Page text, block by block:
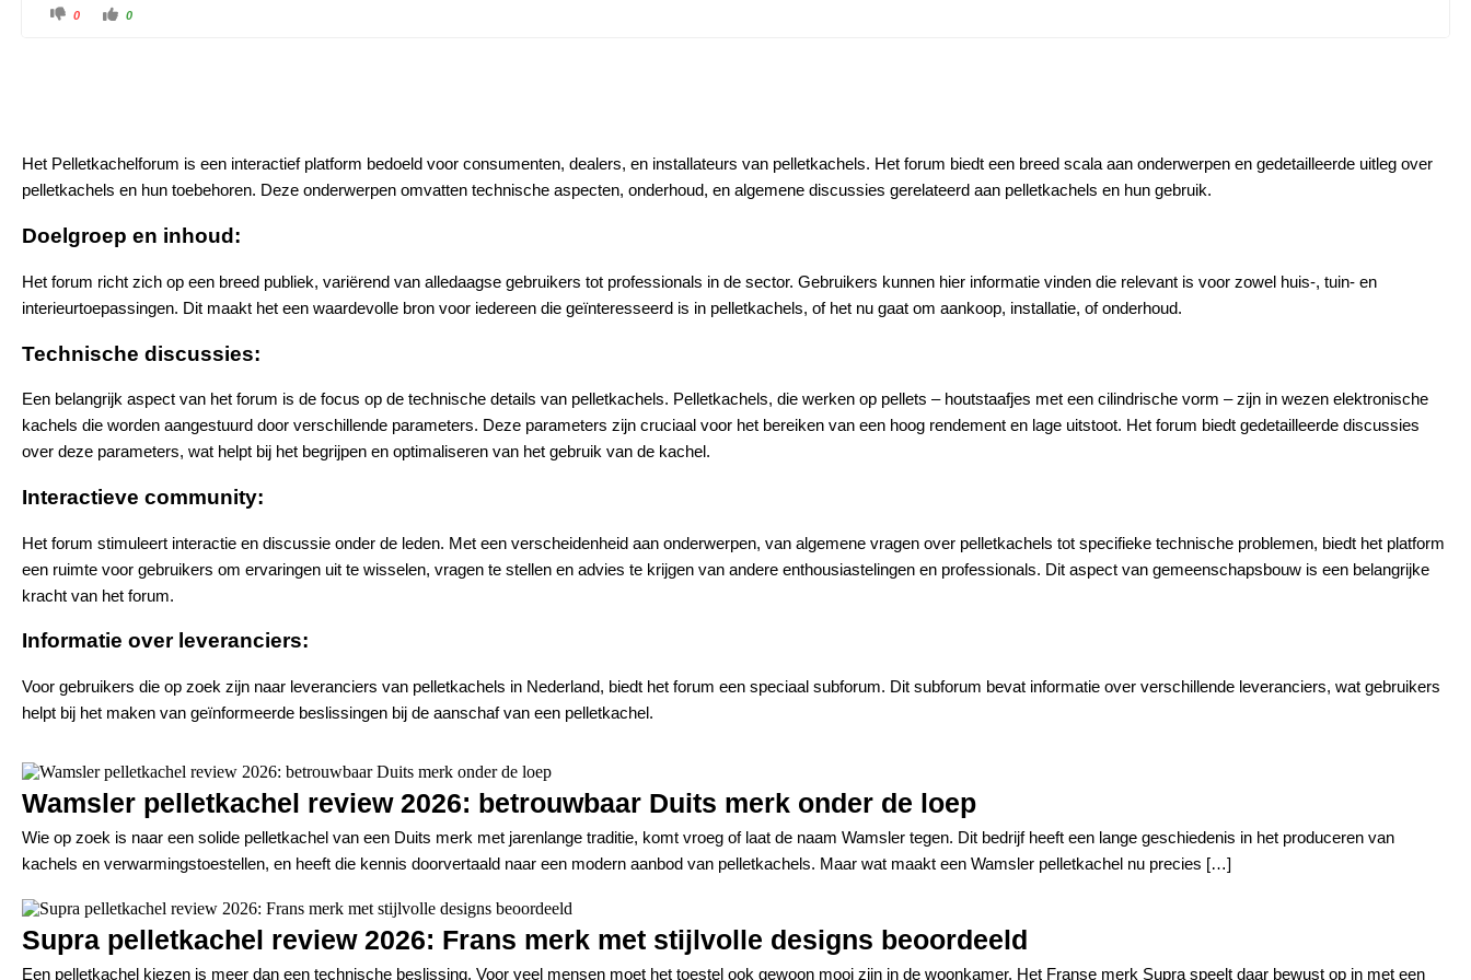
0 0
Het Pelletkachelforum is een interactief platform bedoeld voor consumenten, dealers, en installateurs van pelletkachels. Het forum biedt een breed scala aan onderwerpen en gedetailleerde uitleg over
pelletkachels en hun toebehoren. Deze onderwerpen omvatten technische aspecten, onderhoud, en algemene discussies gerelateerd aan pelletkachels en hun gebruik.
Doelgroep en inhoud:
Het forum richt zich op een breed publiek, variërend van alledaagse gebruikers tot professionals in de sector. Gebruikers kunnen hier informatie vinden die relevant is voor zowel huis-, tuin- en
interieurtoepassingen. Dit maakt het een waardevolle bron voor iedereen die geïnteresseerd is in pelletkachels, of het nu gaat om aankoop, installatie, of onderhoud​.
Technische discussies:
Een belangrijk aspect van het forum is de focus op de technische details van pelletkachels. Pelletkachels, die werken op pellets – houtstaafjes met een cilindrische vorm – zijn in wezen elektronische
kachels die worden aangestuurd door verschillende parameters. Deze parameters zijn cruciaal voor het bereiken van een hoog rendement en lage uitstoot. Het forum biedt gedetailleerde discussies
over deze parameters, wat helpt bij het begrijpen en optimaliseren van het gebruik van de kachel.
Interactieve community:
Het forum stimuleert interactie en discussie onder de leden. Met een verscheidenheid aan onderwerpen, van algemene vragen over pelletkachels tot specifieke technische problemen, biedt het platform
een ruimte voor gebruikers om ervaringen uit te wisselen, vragen te stellen en advies te krijgen van andere enthousiastelingen en professionals. Dit aspect van gemeenschapsbouw is een belangrijke
kracht van het forum.
Informatie over leveranciers:
Voor gebruikers die op zoek zijn naar leveranciers van pelletkachels in Nederland, biedt het forum een speciaal subforum. Dit subforum bevat informatie over verschillende leveranciers, wat gebruikers
helpt bij het maken van geïnformeerde beslissingen bij de aanschaf van een pelletkachel.
Wamsler pelletkachel review 2026: betrouwbaar Duits merk onder de loep
Wie op zoek is naar een solide pelletkachel van een Duits merk met jarenlange traditie, komt vroeg of laat de naam Wamsler tegen. Dit bedrijf heeft een lange geschiedenis in het produceren van
kachels en verwarmingstoestellen, en heeft die kennis doorvertaald naar een modern aanbod van pelletkachels. Maar wat maakt een Wamsler pelletkachel nu precies […]
Supra pelletkachel review 2026: Frans merk met stijlvolle designs beoordeeld
Een pelletkachel kiezen is meer dan een technische beslissing. Voor veel mensen moet het toestel ook gewoon mooi zijn in de woonkamer. Het Franse merk Supra speelt daar bewust op in met een